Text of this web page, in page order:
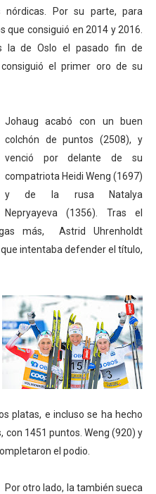
2026 - Las Utah
2026 (Oklahoma City,
- Lando Norris consigue
high diving 2026 (París,
nórdicas. Por su parte, para
que consiguió en 2014 y 2016.
la de Oslo el pasado fin de
el primer oro de su
Johaug acabó con un buen
colchón de puntos (2508), y
venció por delante de su
compatriota Heidi Weng (1697)
y de la rusa Natalya
Nepryayeva (1356). Tras el
más, Astrid Uhrenholdt
intentaba defender el título,
platas, e incluso se ha hecho
con 1451 puntos. Weng (920) y
el podio.
Por otro lado, la también sueca